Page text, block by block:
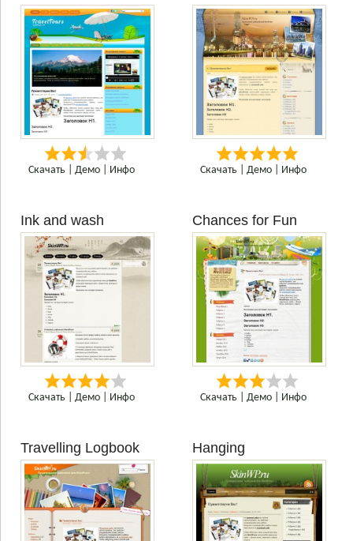
Скачать Демо Инфо Скачать Демо Инфо
Ink and wash
Скачать Демо Инфо
Chances for Fun
Скачать Демо Инфо
Travelling Logbook Hanging